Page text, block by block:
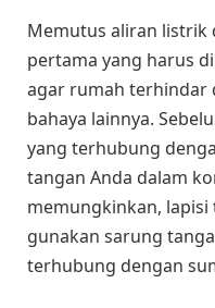
Memutus aliran listrik
pertama yang harus
agar rumah terhindar
bahaya lainnya.
yang terhubung
tangan Anda dalam
memungkinkan,
gunakan sarung
terhubung dengan